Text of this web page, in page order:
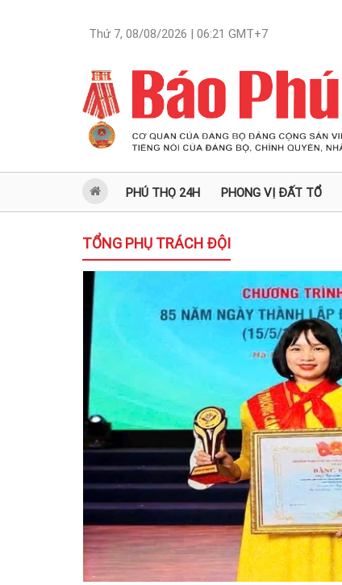
Thứ 7, 08/08/2026 | 06:21 GMT+7
PHÚ THỌ 24H PHONG VỊ ĐẤT TỔ
TỔNG PHỤ TRÁCH ĐỘI